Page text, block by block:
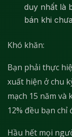
duy nhất là
bán khi
Khó khăn:
Bạn phải thực
xuất hiện ở chu
mạch 15 năm
12% đều bạn chỉ
Hầu hết mọi